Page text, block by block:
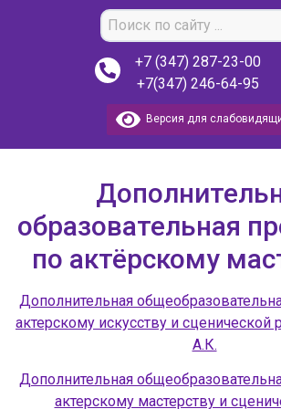
+7 (347) 287-23-00
+7(347) 246-64-95
Версия для
образовательная
по актёрскому
Дополнительная
актерскому искусству и сценической
А.К.
Дополнительная
актерскому мастерству и
Задайте нам